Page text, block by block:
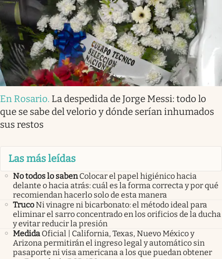
En Rosario. La despedida de Jorge Messi: todo lo
que se sabe del velorio y dónde serían inhumados
sus restos
Las más leídas
No todos lo saben Colocar el papel higiénico hacia
delante o hacia atrás: cuál es la forma correcta y por qué
recomiendan hacerlo solo de esta manera
TrucoNi vinagre ni bicarbonato: el método ideal para
eliminar el sarro concentrado en los orificios de la ducha
y evitar reducir la presión
Medida Oficial | California, Texas, Nuevo México y
Arizona permitirán el ingreso legal y automático sin
pasaporte ni visa americana a los que puedan obtener